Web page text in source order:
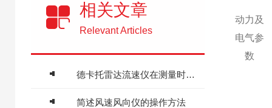
相关文章
Relevant Articles
德卡托雷达流速仪在测量时要注意以下事项
简述风速风向仪的操作方法
动力及
电气参
数